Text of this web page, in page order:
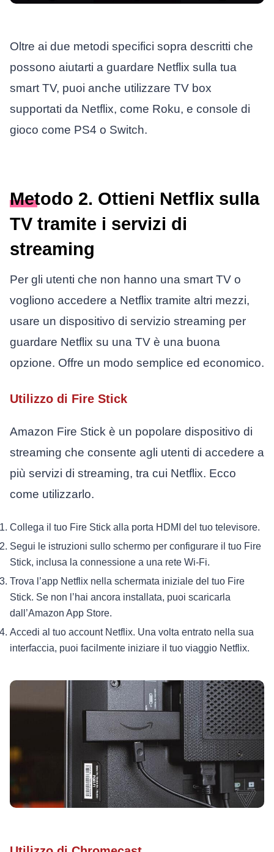
Oltre ai due metodi specifici sopra descritti che
possono aiutarti a guardare Netflix sulla tua
smart TV, puoi anche utilizzare TV box
supportati da Netflix, come Roku, e console di
gioco come PS4 o Switch.
Metodo 2. Ottieni Netflix sulla
TV tramite i servizi di
streaming
Per gli utenti che non hanno una smart TV o
vogliono accedere a Netflix tramite altri mezzi,
usare un dispositivo di servizio streaming per
guardare Netflix su una TV è una buona
opzione. Offre un modo semplice ed economico.
Utilizzo di Fire Stick
Amazon Fire Stick è un popolare dispositivo di
streaming che consente agli utenti di accedere a
più servizi di streaming, tra cui Netflix. Ecco
come utilizzarlo.
Collega il tuo Fire Stick alla porta HDMI del tuo televisore.
Segui le istruzioni sullo schermo per configurare il tuo Fire
Stick, inclusa la connessione a una rete Wi-Fi.
Trova l’app Netflix nella schermata iniziale del tuo Fire
Stick. Se non l’hai ancora installata, puoi scaricarla
dall’Amazon App Store.
Accedi al tuo account Netflix. Una volta entrato nella sua
interfaccia, puoi facilmente iniziare il tuo viaggio Netflix.